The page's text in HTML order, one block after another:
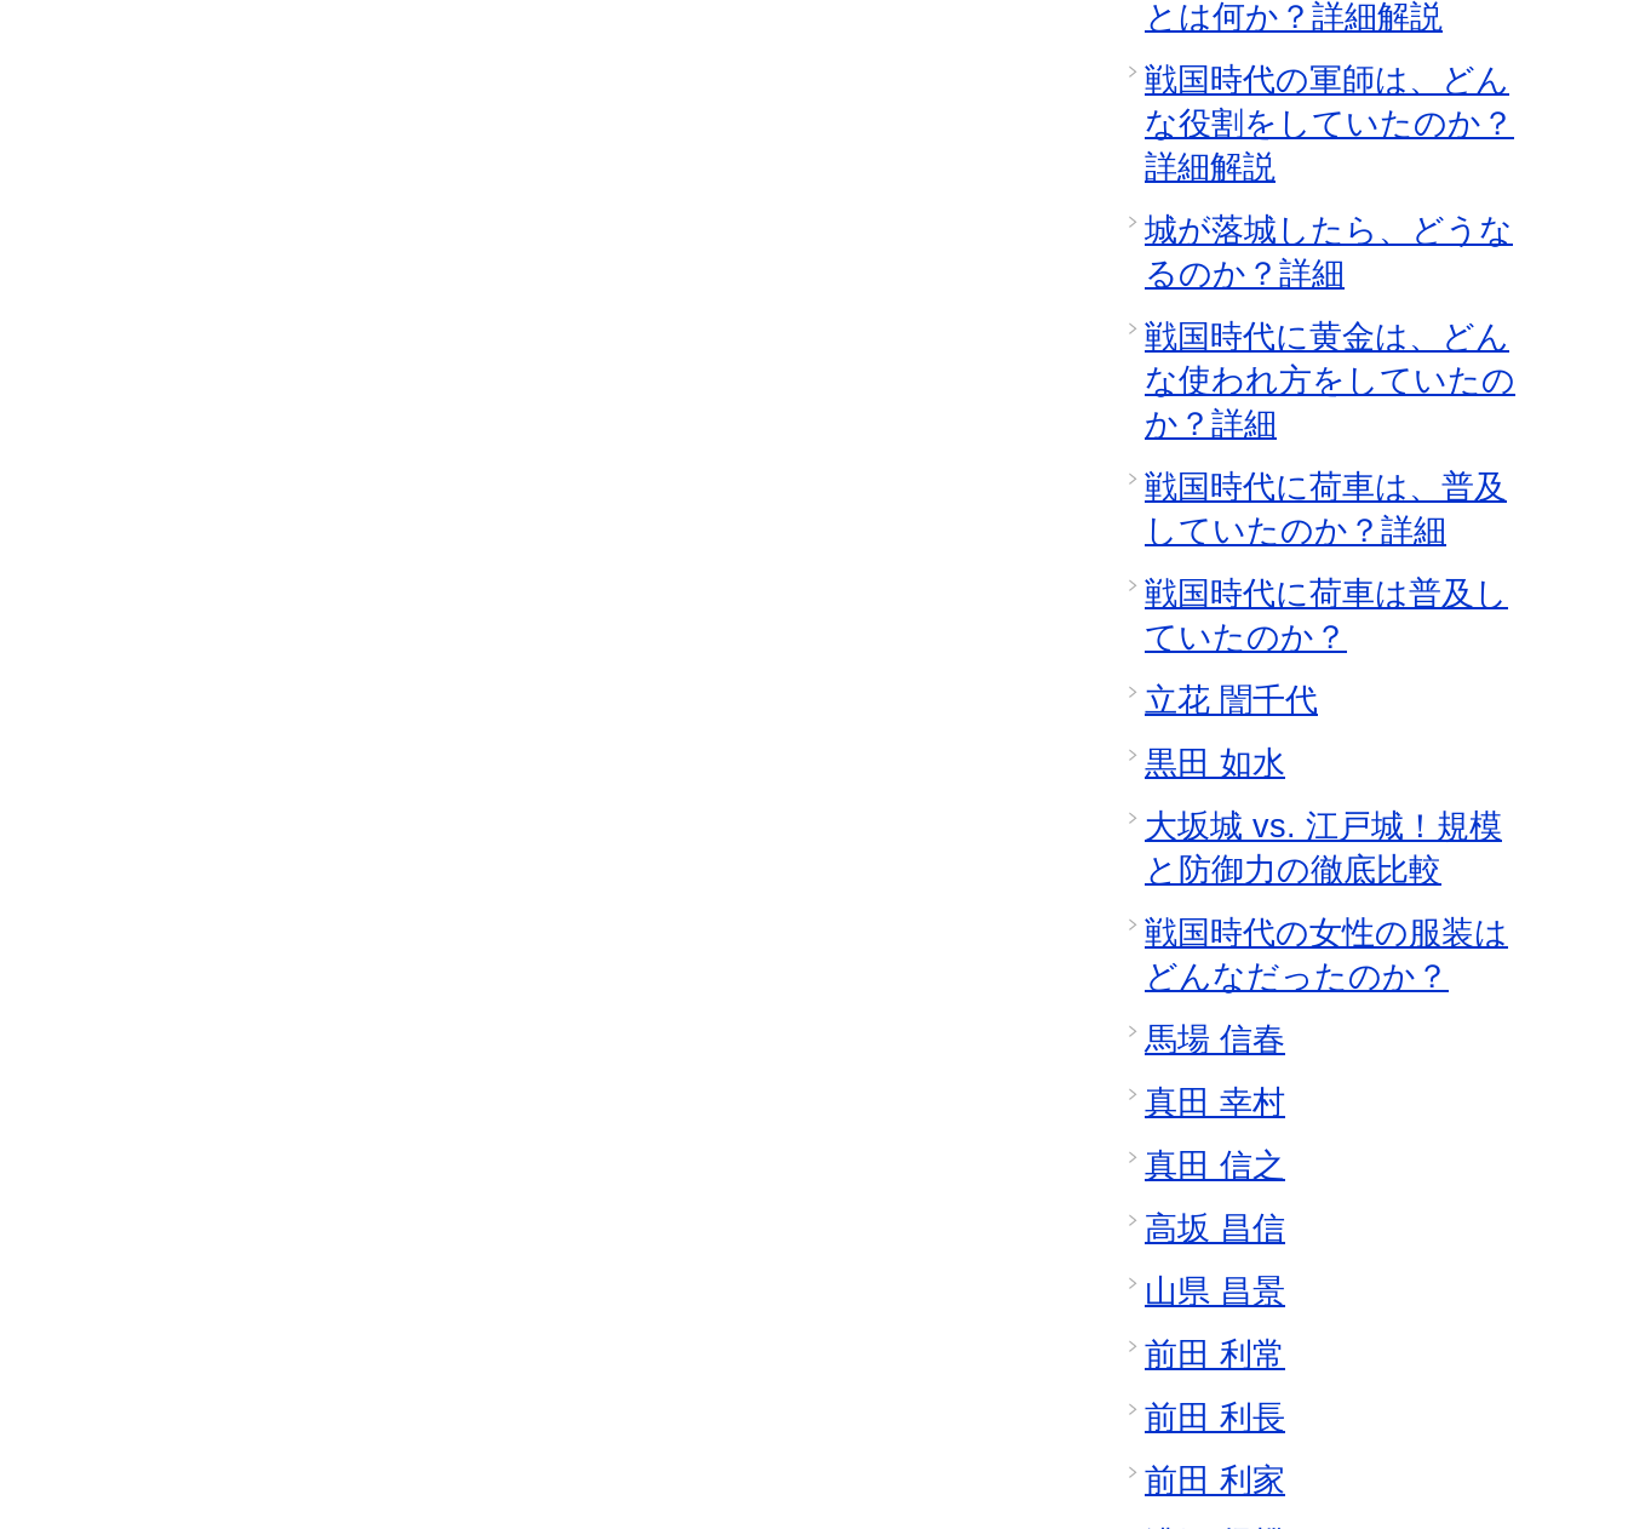
とは何か？詳細解説
戦国時代の軍師は、どん
な役割をしていたのか？
詳細解説
城が落城したら、どうな
るのか？詳細
戦国時代に黄金は、どん
な使われ方をしていたの
か？詳細
戦国時代に荷車は、普及
していたのか？詳細
戦国時代に荷車は普及し
ていたのか？
立花 誾千代
黒田 如水
大坂城 vs. 江戸城！規模
と防御力の徹底比較
戦国時代の女性の服装は
どんなだったのか？
馬場 信春
真田 幸村
真田 信之
高坂 昌信
山県 昌景
前田 利常
前田 利長
前田 利家